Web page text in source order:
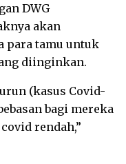
DWG
akan
para tamu untuk
diinginkan.
(kasus Covid-
bagi mereka
rendah,”